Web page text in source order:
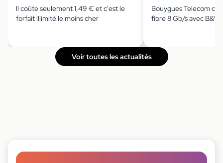
Il coûte seulement 1,49 € et c'est le
forfait illimité le moins cher
Bouygues Telecom
fibre 8 Gb/s avec
Voir toutes les actualités